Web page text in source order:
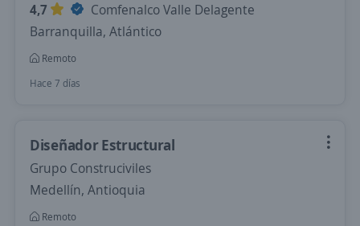
4,7
Comfenalco Valle Delagente
Barranquilla, Atlántico
Remoto
Hace 7 días
Diseñador Estructural
Grupo Construciviles
Medellín, Antioquia
Remoto